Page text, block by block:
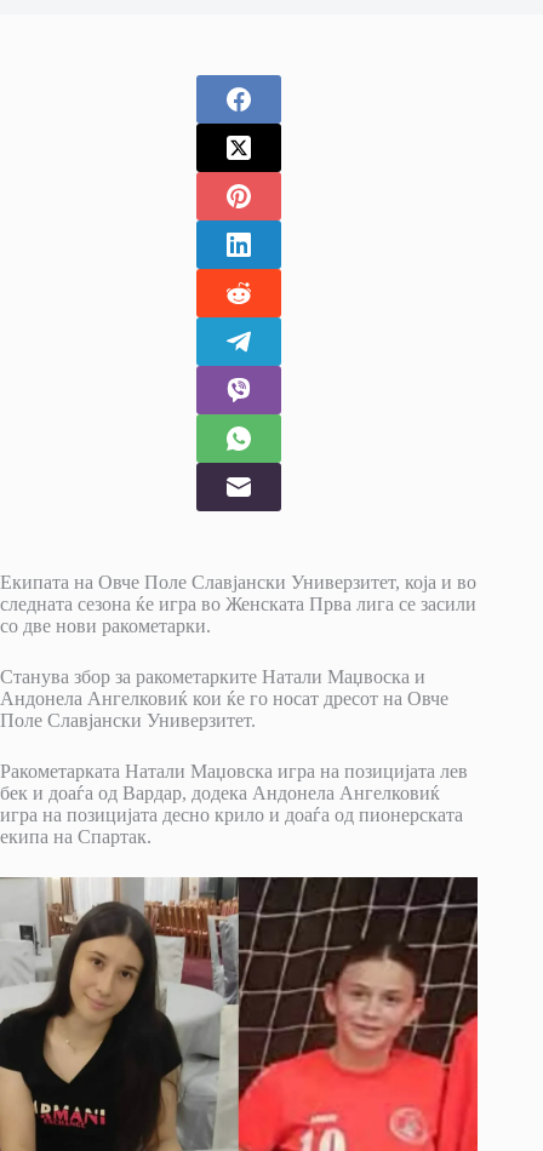
Екипата на Овче Поле Славјански Универзитет, која и во
следната сезона ќе игра во Женската Прва лига се засили
со две нови ракометарки.
Станува збор за ракометарките Натали Маџвоска и
Андонела Ангелковиќ кои ќе го носат дресот на Овче
Поле Славјански Универзитет.
Ракометарката Натали Маџовска игра на позицијата лев
бек и доаѓа од Вардар, додека Андонела Ангелковиќ
игра на позицијата десно крило и доаѓа од пионерската
екипа на Спартак.